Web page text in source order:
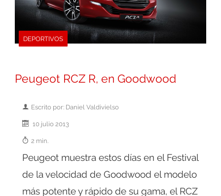
DEPORTIVOS
Peugeot RCZ R, en Goodwood
Escrito por: Daniel Valdivielso
10 julio 2013
2 min.
Peugeot muestra estos días en el Festival
de la velocidad de Goodwood el modelo
más potente y rápido de su gama, el RCZ